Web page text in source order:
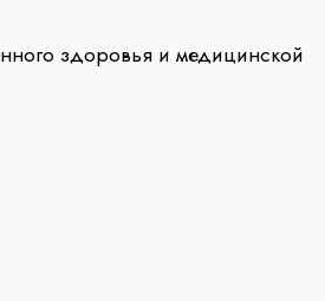
здоровья и медицинской